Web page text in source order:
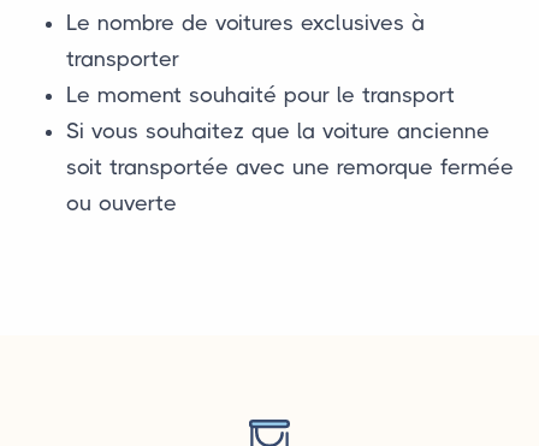
Le nombre de voitures exclusives à
transporter
Le moment souhaité pour le transport
Si vous souhaitez que la voiture ancienne
soit transportée avec une remorque fermée
ou ouverte